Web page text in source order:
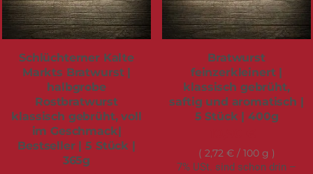
Schlüchterner Kalte
Markts Bratwurst |
halbgrobe
Rostbratwurst
klassisch gebrüht, voll
im Geschmack|
Bestseller | 5 Stück |
365g
Bratwurst
feinzerkleinert |
klassisch gebrüht,
saftig und aromatisch |
5 Stück | 400g
2,72 €/ 100 g
7% USt. sind schon drin –